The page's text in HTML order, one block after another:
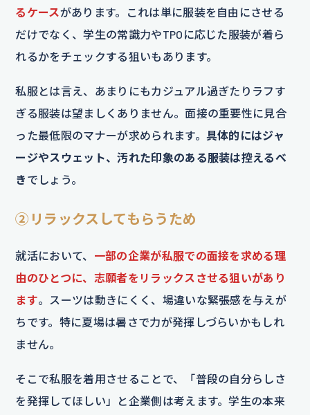
るケースがあります。これは単に服装を自由にさせる
だけでなく、学生の常識力やTPOに応じた服装が着ら
れるかをチェックする狙いもあります。
私服とは言え、あまりにもカジュアル過ぎたりラフす
ぎる服装は望ましくありません。面接の重要性に見合
った最低限のマナーが求められます。 具体的にはジャ
ージやスウェット、汚れた印象のある服装は控えるべ
き でしょう。
②リラックスしてもらうため
就活において、 一部の企業が私服での面接を求める理
由のひとつに、志願者をリラックスさせる狙いがあり
ます。スーツは動きにくく、場違いな緊張感を与えが
ちです。特に夏場は暑さで力が発揮しづらいかもしれ
ません。
そこで私服を着用させることで、「普段の自分らしさ
を発揮してほしい」と企業側は考えます。学生の本来